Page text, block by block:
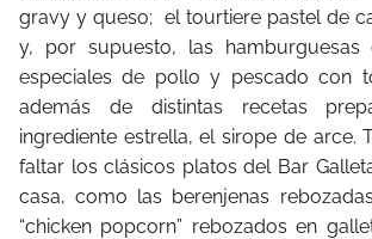
gravy y queso; el tourtiere pastel de
y, por supuesto, las
especiales de pollo y pescado con
además de distintas recetas
ingrediente estrella, el sirope de arce.
faltar los clásicos platos del Bar
casa, como las berenjenas
“chicken popcorn” rebozados en